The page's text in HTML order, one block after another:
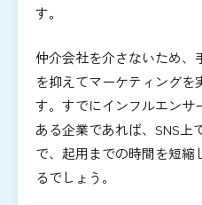
す。
仲介会社を介さないため、
を抑えてマーケティング
す。すでにインフルエンサ
ある企業であれば、SNS上
で、起用までの時間を短縮
るでしょう。